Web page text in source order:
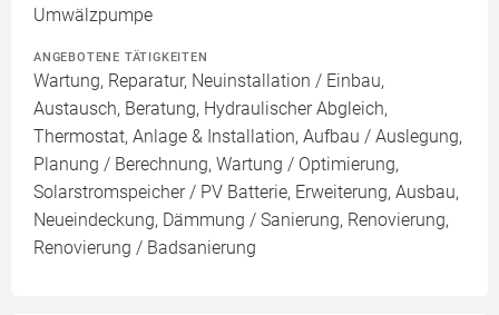
Umwälzpumpe
ANGEBOTENE TÄTIGKEITEN
Wartung, Reparatur, Neuinstallation / Einbau,
Austausch, Beratung, Hydraulischer Abgleich,
Thermostat, Anlage & Installation, Aufbau / Auslegung,
Planung / Berechnung, Wartung / Optimierung,
Solarstromspeicher / PV Batterie, Erweiterung, Ausbau,
Neueindeckung, Dämmung / Sanierung, Renovierung,
Renovierung / Badsanierung